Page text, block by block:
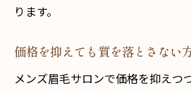
ります。
価格を抑えても質を落とさない
メンズ眉毛サロンで価格を抑えつ